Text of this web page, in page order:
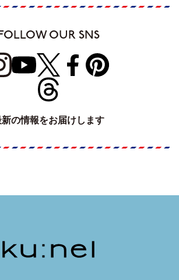
OUR SNS
新の情報をお届けします